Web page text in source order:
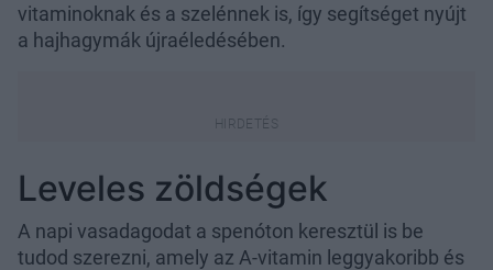
vitaminoknak és a szelénnek is, így segítséget nyújt
a hajhagymák újraéledésében.
Leveles zöldségek
A napi vasadagodat a spenóton keresztül is be
tudod szerezni, amely az A-vitamin leggyakoribb és